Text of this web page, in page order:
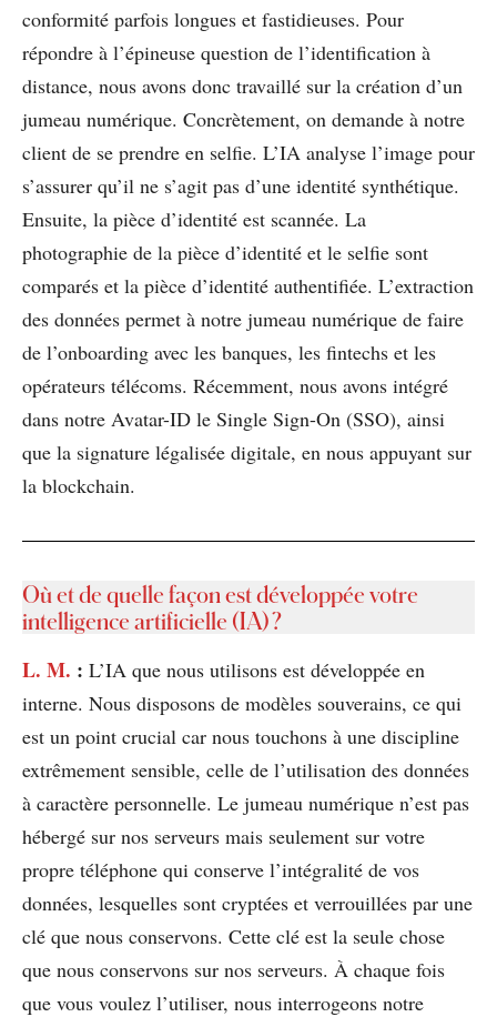
conformité parfois longues et fastidieuses. Pour
répondre à l’épineuse question de l’identification à
distance, nous avons donc travaillé sur la création d’un
jumeau numérique. Concrètement, on demande à notre
client de se prendre en selfie. L’IA analyse l’image pour
s’assurer qu’il ne s’agit pas d’une identité synthétique.
Ensuite, la pièce d’identité est scannée. La
photographie de la pièce d’identité et le selfie sont
comparés et la pièce d’identité authentifiée. L’extraction
des données permet à notre jumeau numérique de faire
de l’onboarding avec les banques, les fintechs et les
opérateurs télécoms. Récemment, nous avons intégré
dans notre Avatar-ID le Single Sign-On (SSO), ainsi
que la signature légalisée digitale, en nous appuyant sur
la blockchain.
Où et de quelle façon est développée votre
intelligence artificielle (IA) ?
L. M. : L’IA que nous utilisons est développée en
interne. Nous disposons de modèles souverains, ce qui
est un point crucial car nous touchons à une discipline
extrêmement sensible, celle de l’utilisation des données
à caractère personnelle. Le jumeau numérique n’est pas
hébergé sur nos serveurs mais seulement sur votre
propre téléphone qui conserve l’intégralité de vos
données, lesquelles sont cryptées et verrouillées par une
clé que nous conservons. Cette clé est la seule chose
que nous conservons sur nos serveurs. À chaque fois
que vous voulez l’utiliser, nous interrogeons notre